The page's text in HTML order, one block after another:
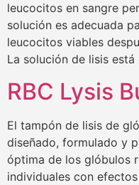
leucocitos en sangre
solución es adecuada
leucocitos viables
La solución de lisis
RBC Lysis
El tampón de lisis de
diseñado, formulado y
óptima de los glóbulos
individuales con